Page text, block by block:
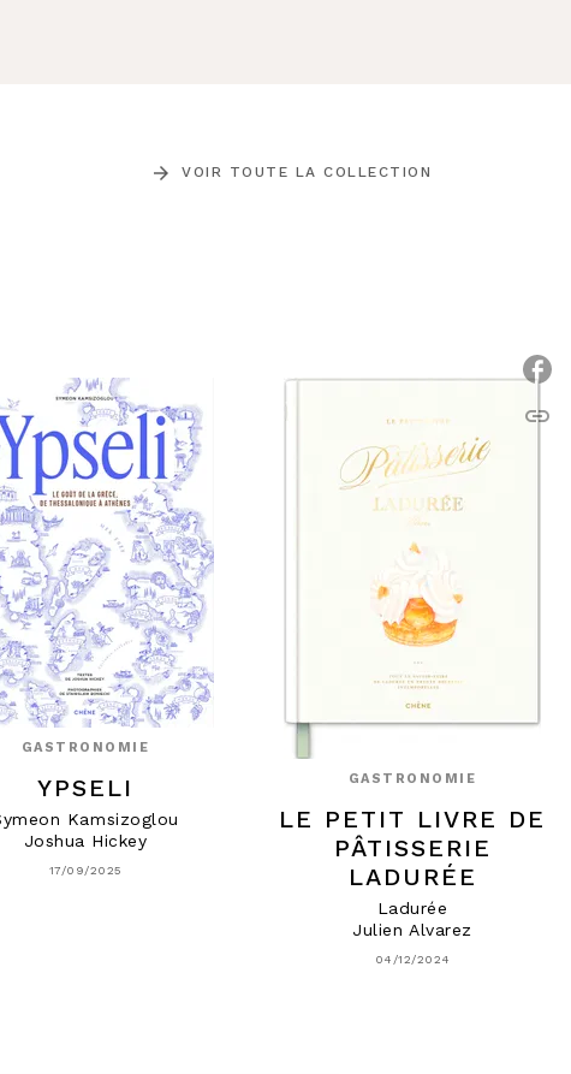
arrow_forward VOIR TOUTE LA COLLECTION
GASTRONOMIE
YPSELI
Kamsizoglou
Joshua Hickey
17/09/2025
GASTRONOMIE
LE PETIT LIVRE DE
PÂTISSERIE
LADURÉE
Ladurée
Julien Alvarez
04/12/2024
link